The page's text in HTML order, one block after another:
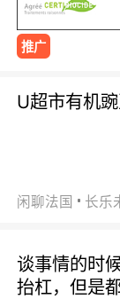
推广
U超市有机豌
闲聊法国
谈事情的时
抬杠，但是